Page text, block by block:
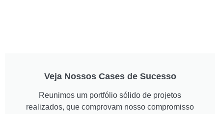
Veja Nossos Cases de Sucesso
Reunimos um portfólio sólido de projetos
realizados, que comprovam nosso compromisso